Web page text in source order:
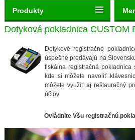
Dotyková pokladnica CUSTOM
Dotykové registračné
úspešne predávajú na
fiskálna registračná
kde si môžete navoliť
môžete využiť aj reštauračný
účtov.
Ovládnite Všu registračnú
Produkty